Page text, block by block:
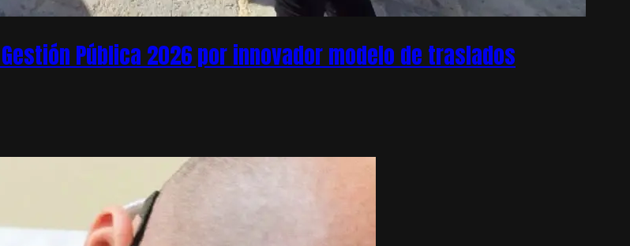
Pública 2026 por innovador modelo de traslados